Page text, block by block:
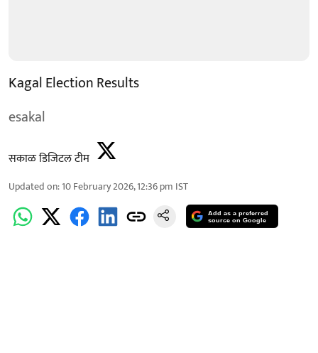
Kagal Election Results
esakal
सकाळ डिजिटल टीम
Updated on:10 February 2026, 12:36 pm IST
Add as a preferred
source on Google